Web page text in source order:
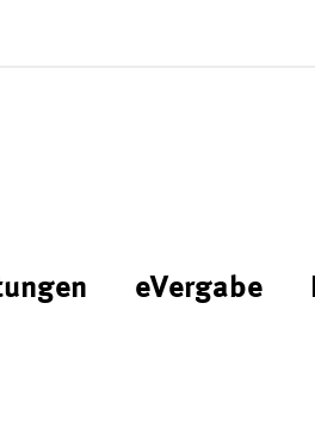
eVergabe